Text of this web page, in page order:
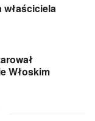
właściciela
Włoskim